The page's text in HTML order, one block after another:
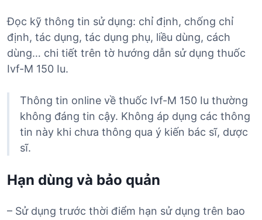
Đọc kỹ thông tin sử dụng: chỉ định, chống chỉ
định, tác dụng, tác dụng phụ, liều dùng, cách
dùng… chi tiết trên tờ hướng dẫn sử dụng thuốc
Ivf-M 150 Iu.
Thông tin online về thuốc Ivf-M 150 Iu thường
không đáng tin cậy. Không áp dụng các thông
tin này khi chưa thông qua ý kiến bác sĩ, dược
sĩ.
Hạn dùng và bảo quản
– Sử dụng trước thời điểm hạn sử dụng trên bao